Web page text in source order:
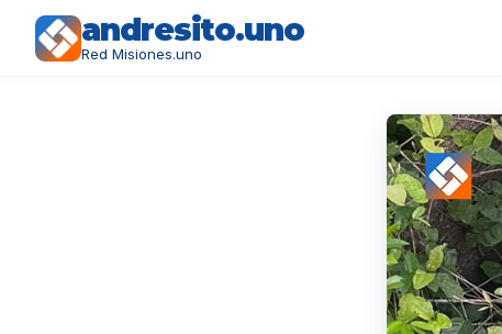
andresito.uno
Red Misiones.uno